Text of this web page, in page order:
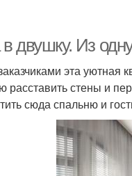
двушку. Из
эта
расставить стены и
сюда спальню и